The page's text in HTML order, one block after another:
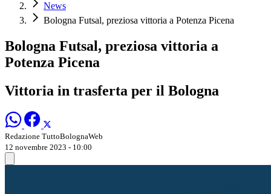
News
Bologna Futsal, preziosa vittoria a Potenza Picena
Bologna Futsal, preziosa vittoria a
Potenza Picena
Vittoria in trasferta per il Bologna
Redazione TuttoBolognaWeb
12 novembre 2023 - 10:00